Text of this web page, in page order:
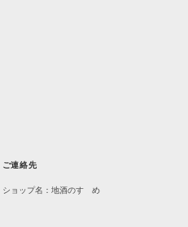
ご連絡先
ショップ名：地酒のすゝめ